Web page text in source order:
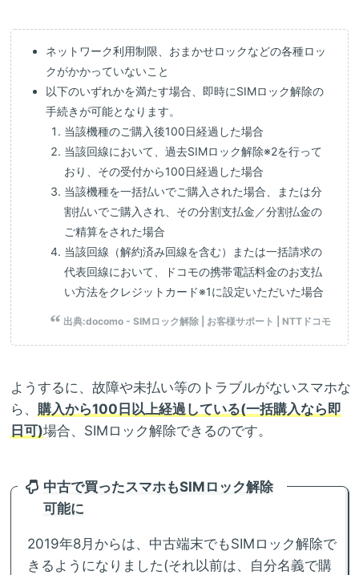
ネットワーク利用制限、おまかせロックなどの各種ロッ
クがかかっていないこと
以下のいずれかを満たす場合、即時にSIMロック解除の
手続きが可能となります。
当該機種のご購入後100日経過した場合
当該回線において、過去SIMロック解除※2を行って
おり、その受付から100日経過した場合
当該機種を一括払いでご購入された場合、または分
割払いでご購入され、その分割支払金／分割払金の
ご精算をされた場合
当該回線（解約済み回線を含む）または一括請求の
代表回線において、ドコモの携帯電話料金のお支払
い方法をクレジットカード※1に設定いただいた場合
出典:docomo - SIMロック解除 | お客様サポート | NTTドコモ
ようするに、故障や未払い等のトラブルがないスマホな
ら、 購入から100日以上経過している(一括購入なら即
日可)場合、SIMロック解除できるのです。
中古で買ったスマホもSIMロック解除
可能に
2019年8月からは、中古端末でもSIMロック解除で
きるようになりました(それ以前は、自分名義で購